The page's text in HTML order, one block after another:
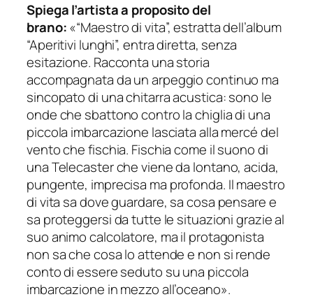
Spiega l’artista a proposito del
brano:«“Maestro di vita”, estratta dell’album
“Aperitivi lunghi”, entra diretta, senza
esitazione. Racconta una storia
accompagnata da un arpeggio continuo ma
sincopato di una chitarra acustica: sono le
onde che sbattono contro la chiglia di una
piccola imbarcazione lasciata alla mercé del
vento che fischia. Fischia come il suono di
una Telecaster che viene da lontano, acida,
pungente, imprecisa ma profonda. Il maestro
di vita sa dove guardare, sa cosa pensare e
sa proteggersi da tutte le situazioni grazie al
suo animo calcolatore, ma il protagonista
non sa che cosa lo attende e non si rende
conto di essere seduto su una piccola
imbarcazione in mezzo all’oceano».